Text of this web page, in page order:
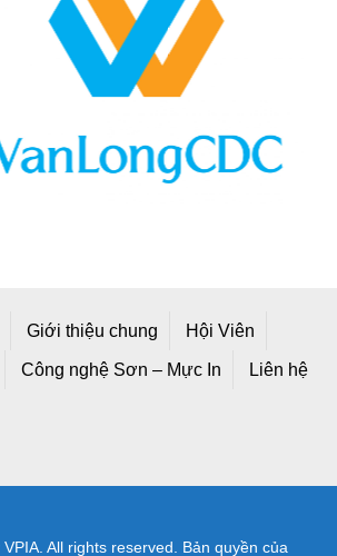
Giới thiệu chung Hội Viên
Công nghệ Sơn – Mực In Liên hệ
All rights reserved. Bản quyền của